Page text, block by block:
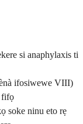
si anaphylaxis ti
ifosiwewe VIII)
fifọ
soke ninu eto rẹ